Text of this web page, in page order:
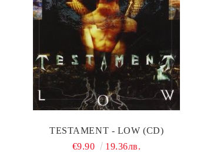
TESTAMENT - LOW (CD)
€9.90
19.36лв.